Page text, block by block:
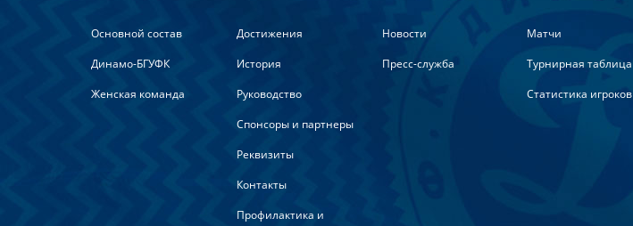
Основной состав
Динамо-БГУФК
Женская команда
Достижения
История
Руководство
Спонсоры и партнеры
Реквизиты
Контакты
Профилактика и
Новости
Пресс-служба
Матчи
Турнирная таблица
Статистика игроков